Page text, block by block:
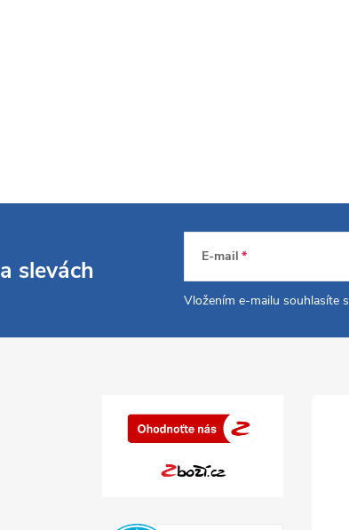
a slevách E-mail
Vložením e-mailu souhlasíte s